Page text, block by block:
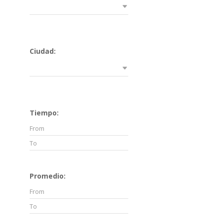
Ciudad:
Tiempo:
Promedio: